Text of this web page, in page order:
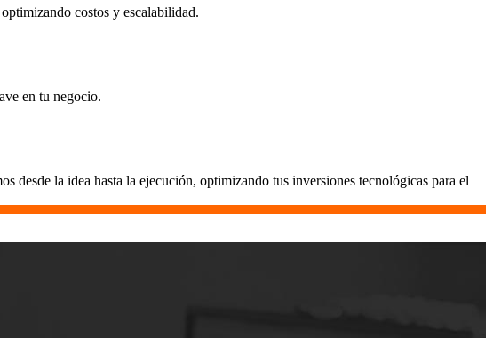
costos y escalabilidad.
en tu negocio.
desde la idea hasta la ejecución, optimizando tus inversiones tecnológicas para el